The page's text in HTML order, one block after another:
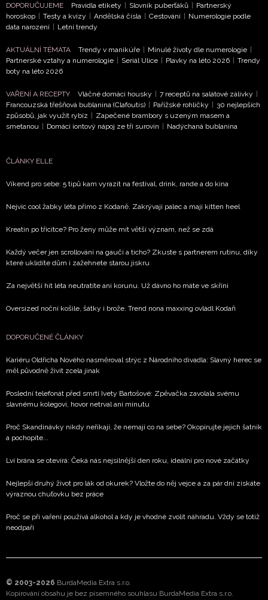
DOPORUČUJEME Pravidla etikety | Slovník puberťáků | Partnerský
horoskop | Testy a kvízy | Andělská čísla | Cestování | Numerologie podle
data narození | Letní trendy
AKTUÁLNÍ TÉMATA Trendy v manikúře | Minulé životy dle numerologie |
Partnerské vztahy a numerologie | Seriál Ulice | Plavky na léto 2026 | Trendy
boty na léto 2026
VAŘENÍ A RECEPTY Vláčné domácí housky | 7 receptů na salátové zálivky |
Francouzská třešňová bublanina (Clafoutis) | Pařížské rohlíčky | 30 nejlepších
způsobů, jak využít rybíz | Zapečené brambory s uzeným masem a
smetanou | Domácí iontový nápoj ze tří surovin | Nadýchaná bublanina
ČLÁNKY ELLE
Víkend pro sebe: 5 tipů kam vyrazit na festival, drink, rande a do kina
Nejvíc cool žabky léta přímo z Kodaně. Zakrývají palec a mají kitten heel
Kreatin po třicítce? Pro ženy může mít větší význam, než se zdá
Každý večer jen scrollování na gauči a ticho? Zkuste s partnerem rutinu, díky
které uklidíte dům i zažehnete starou jiskru
Za největší hit léta neutratíte ani korunu. Už dávno ho máte ve skříni
Oversized noční košile, šátky i brože. Trend nona maxxing ovládl Kodaň
DOPORUČENÉ ČLÁNKY
Kariéru Oldřicha Nového nasměroval strýc z Národního divadla: Slavný herec se
měl původně živit zcela jinak
Poslední telefonát před smrtí Ivety Bartošové: Zpěvačka zavolala svému
slavnému kolegovi, hovor netrval ani minutu
Proč Skandinávky nikdy neříkají, že nemají co na sebe? Okopírujte jejich šatník
a pochopíte...
Lví brána se otevírá: Čeká nás nejsilnější den roku, ideální pro nové začátky
Nejlepší druhý život pro lák od okurek? Vložte do něj vejce a za pár dní získáte
výraznou chuťovku bez práce
Proč se při vaření používá alkohol a kdy je vhodné zvolit náhradu. Vždy se totiž
neodpaří
© 2003-2026 BurdaMedia Extra s.r.o.
Kopírování obsahu je bez písemného souhlasu BurdaMedia Extra s.r.o.